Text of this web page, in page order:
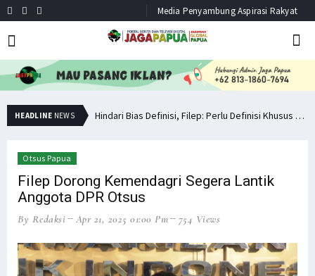
Media Penyambung Aspirasi Rakyat
HEADLINE NEWS Simak Opini Senator Filep Soal Cita-Cita Kedamaian di Tanah Papua Hindari Bias Definisi, Filep: Perlu Definisi Khusus Afiliasi KKB
Otsus Papua
Filep Dorong Kemendagri Segera Lantik
Anggota DPR Otsus
By Redaksi Apr 21, 2025 01:00 Pm 754 Views